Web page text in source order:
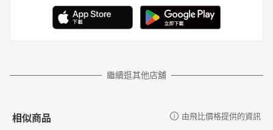
繼續逛其他店舖
相似商品 由飛比價格提供的資訊